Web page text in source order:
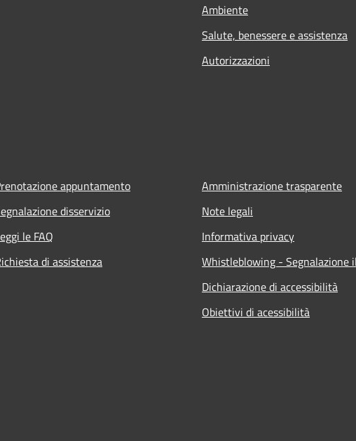
Ambiente
Salute, benessere e assistenza
Autorizzazioni
appuntamento
disservizio
le FAQ
di assistenza
Amministrazione trasparente
Note legali
Informativa privacy
Whistleblowing - Segnalazione
Dichiarazione di accessibilità
Obiettivi di acessibilità